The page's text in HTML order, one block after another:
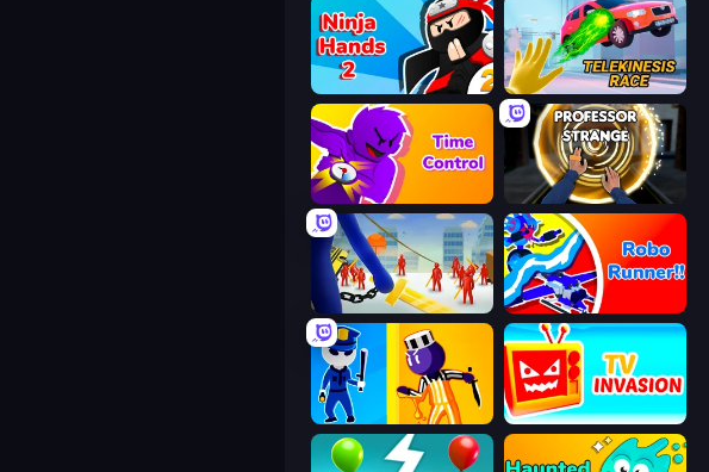
Ninja Hands 2 Telekinesis Race 3D
Time Control! Professor Strange
Slasher Robo Runner
TV Invasion